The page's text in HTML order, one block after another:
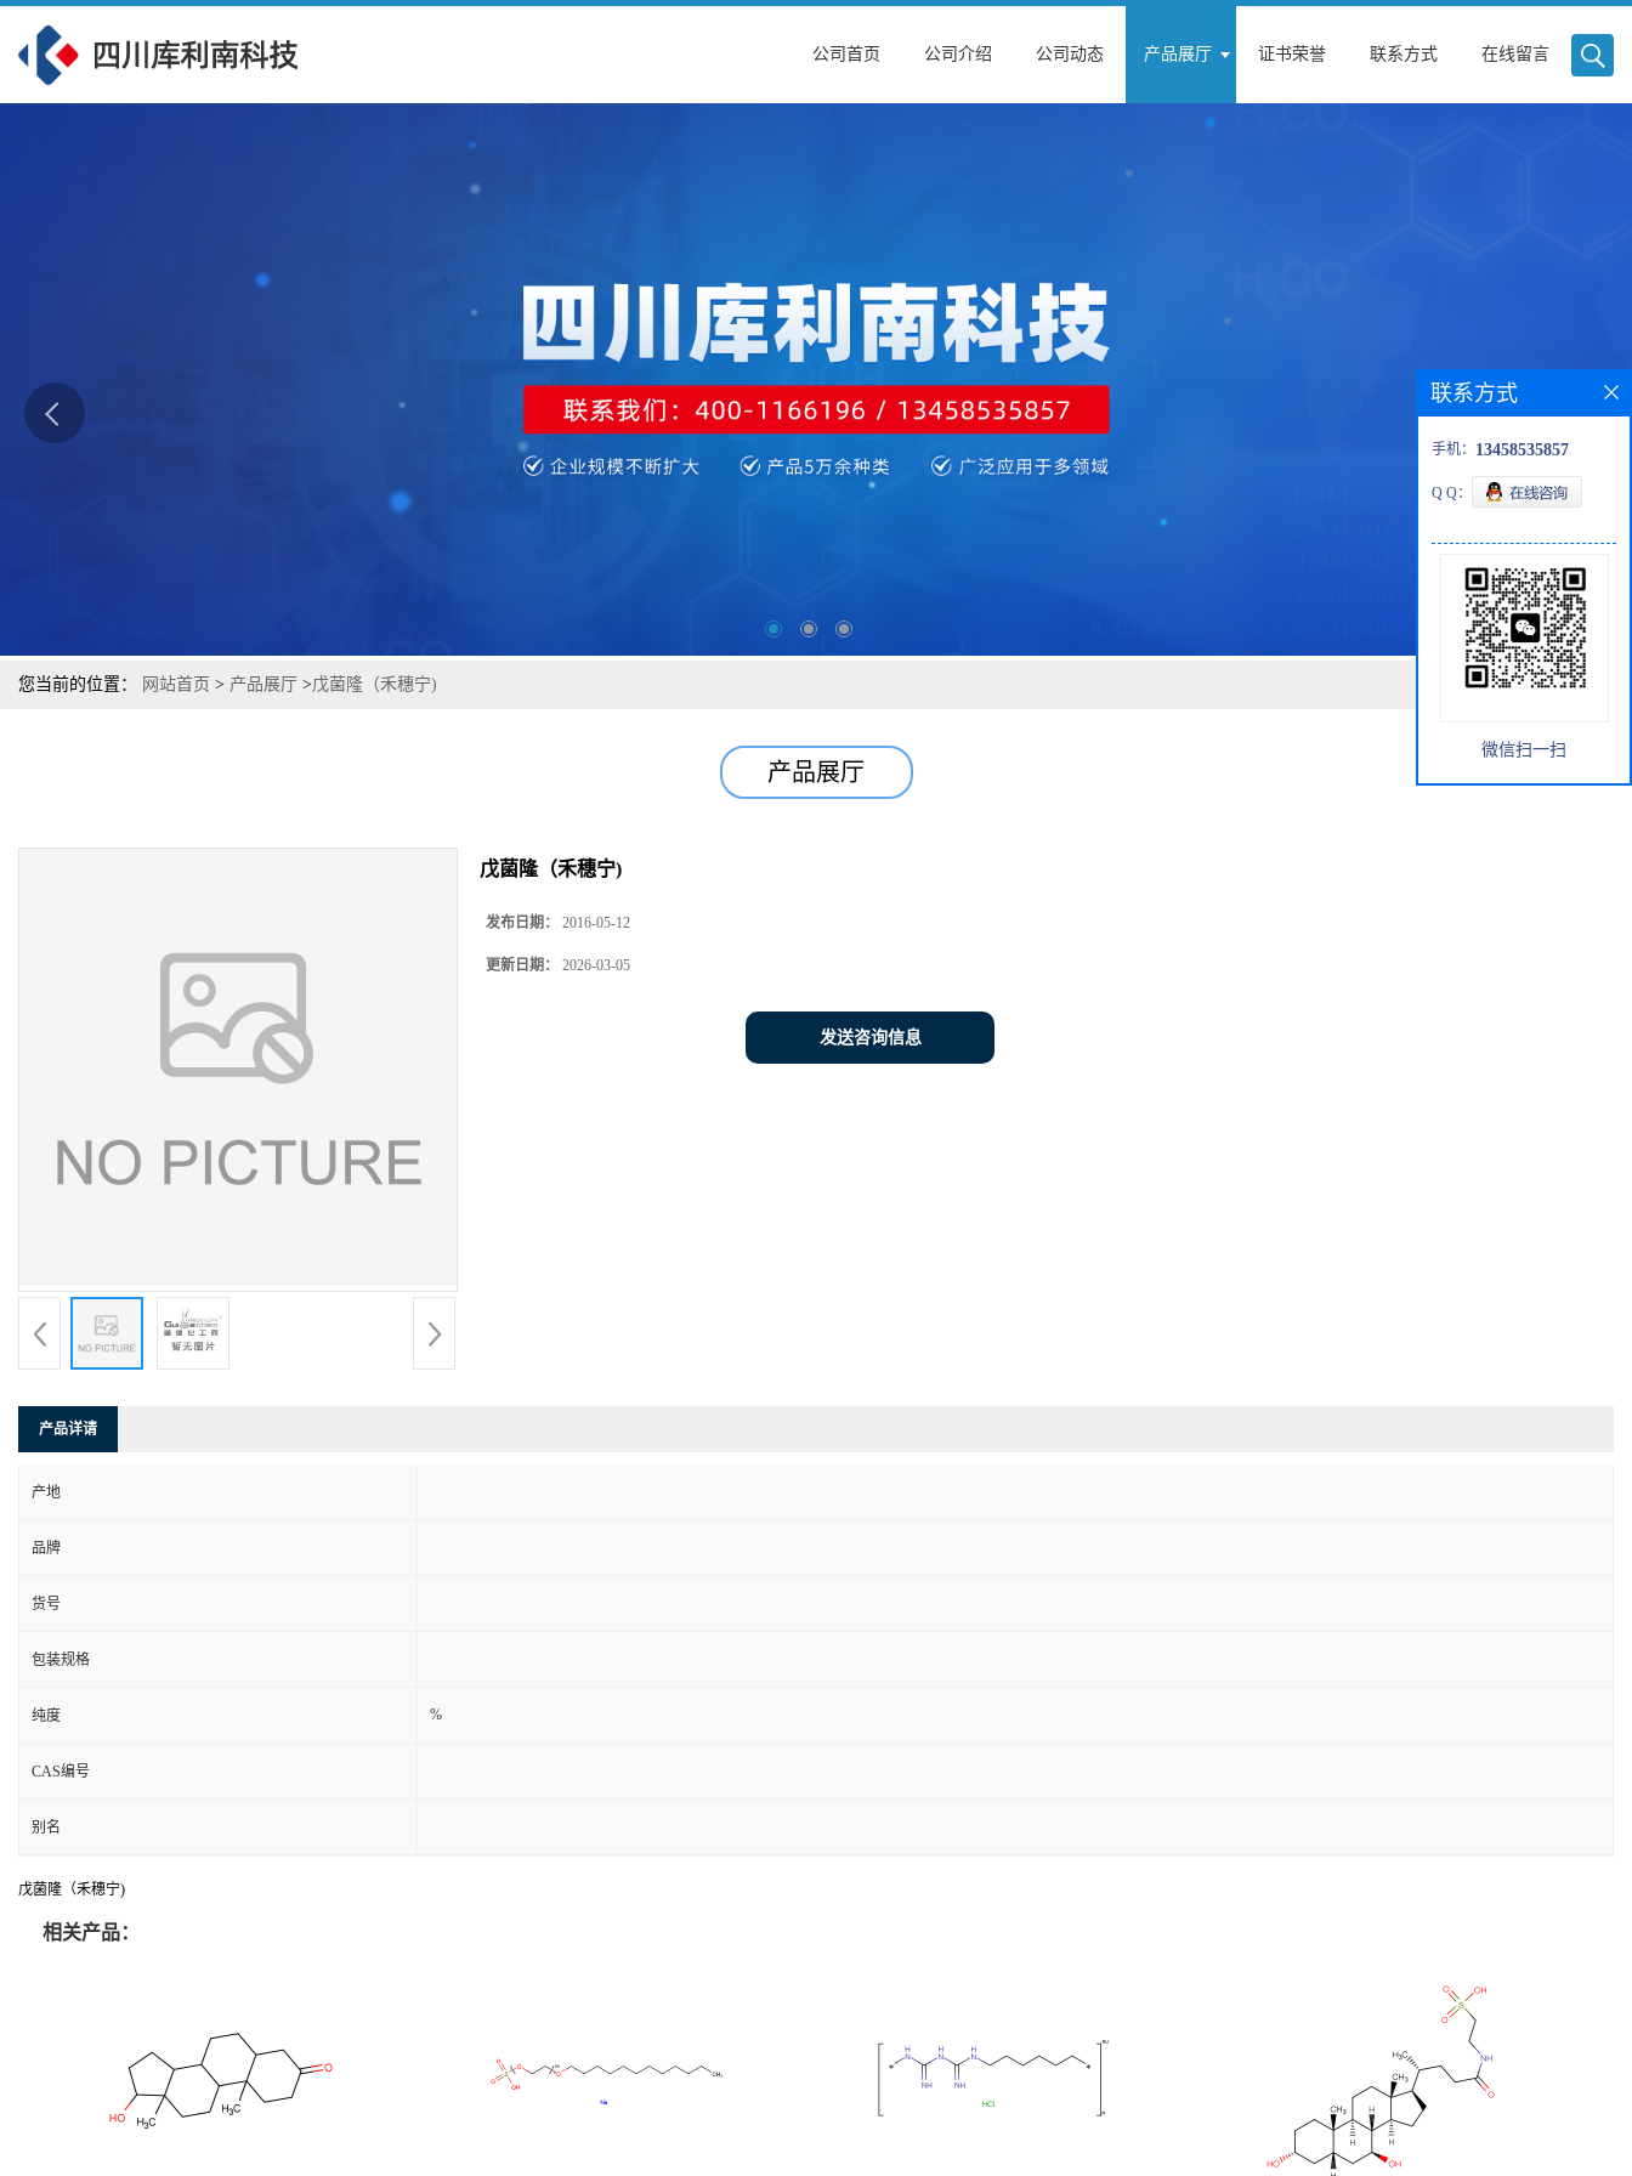
公司首页 公司介绍 公司动态 产品展厅 证书荣誉 联系方式 在线留言
您当前的位置： 网站首页 > 产品展厅 >戊菌隆（禾穗宁)
产品展厅
戊菌隆（禾穗宁)
发布日期： 2016-05-12
更新日期： 2026-03-05
发送咨询信息
产品详请
产地
品牌
货号
包装规格
纯度 %
CAS编号
别名
戊菌隆（禾穗宁)
相关产品：
联系方式
手机： 13458535857
Q Q：
微信扫一扫